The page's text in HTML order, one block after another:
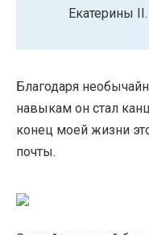
Екатерины II.
Благодаря
навыкам он стал
конец моей жизни
почты.